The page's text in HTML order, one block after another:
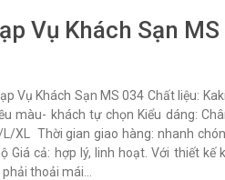
Vụ Khách Sạn MS
Vụ Khách Sạn MS 034 Chất liệu:
màu- khách tự chọn Kiểu dáng:
XL Thời gian giao hàng: nhanh
Giá cả: hợp lý, linh hoạt. Với thiết kế
thoải mái...